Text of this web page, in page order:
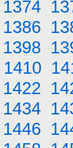
1374
1386
1398
1410
1422
1434
1446